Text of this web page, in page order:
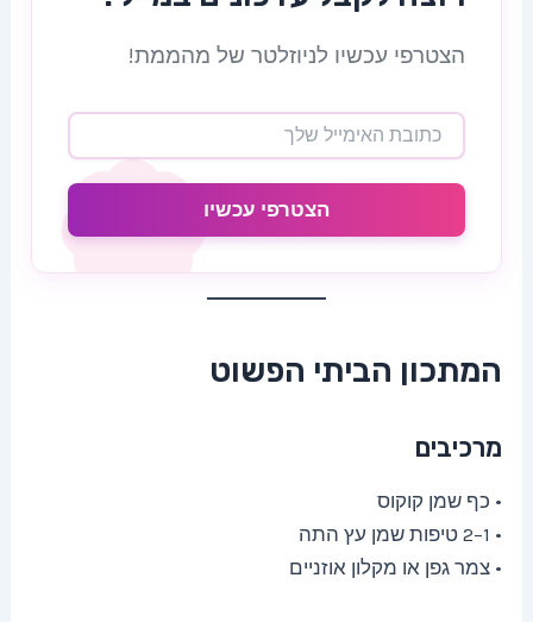
הצטרפי עכשיו לניוזלטר של מהממת!
הצטרפי עכשיו
המתכון הביתי הפשוט
מרכיבים
• כף שמן קוקוס
• 1–2 טיפות שמן עץ התה
• צמר גפן או מקלון אוזניים